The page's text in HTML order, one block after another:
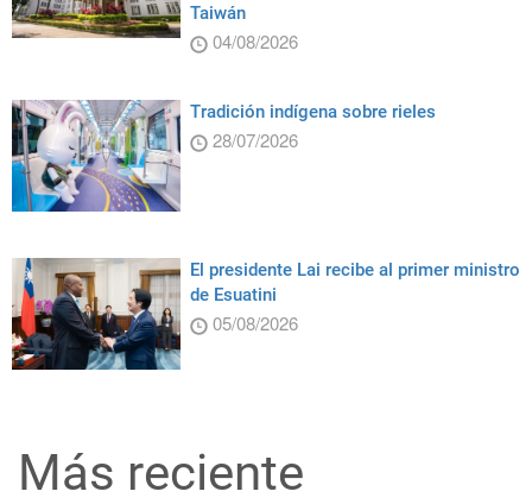
Taiwán
04/08/2026
Tradición indígena sobre rieles
28/07/2026
El presidente Lai recibe al primer ministro
de Esuatini
05/08/2026
Más reciente